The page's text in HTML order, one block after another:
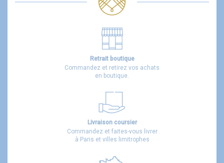
Retrait boutique
Commandez et retirez vos achats
en boutique.
Livraison coursier
Commandez et faites-vous livrer
à Paris et villes limitrophes